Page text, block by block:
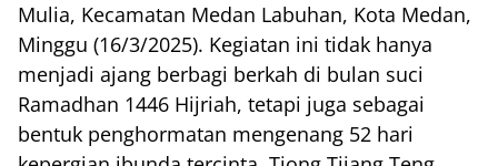
Mulia, Kecamatan Medan Labuhan, Kota Medan,
Minggu (16/3/2025). Kegiatan ini tidak hanya
menjadi ajang berbagi berkah di bulan suci
Ramadhan 1446 Hijriah, tetapi juga sebagai
bentuk penghormatan mengenang 52 hari